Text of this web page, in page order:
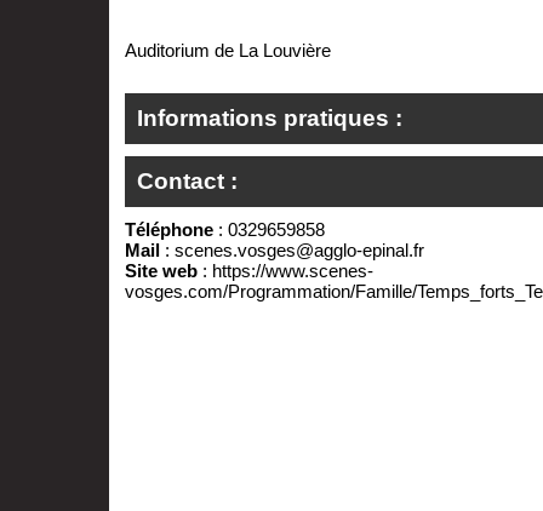
Auditorium de La Louvière
Informations pratiques :
Contact :
Téléphone : 0329659858
Mail : scenes.vosges@agglo-epinal.fr
Site web : https://www.scenes-
vosges.com/Programmation/Famille/